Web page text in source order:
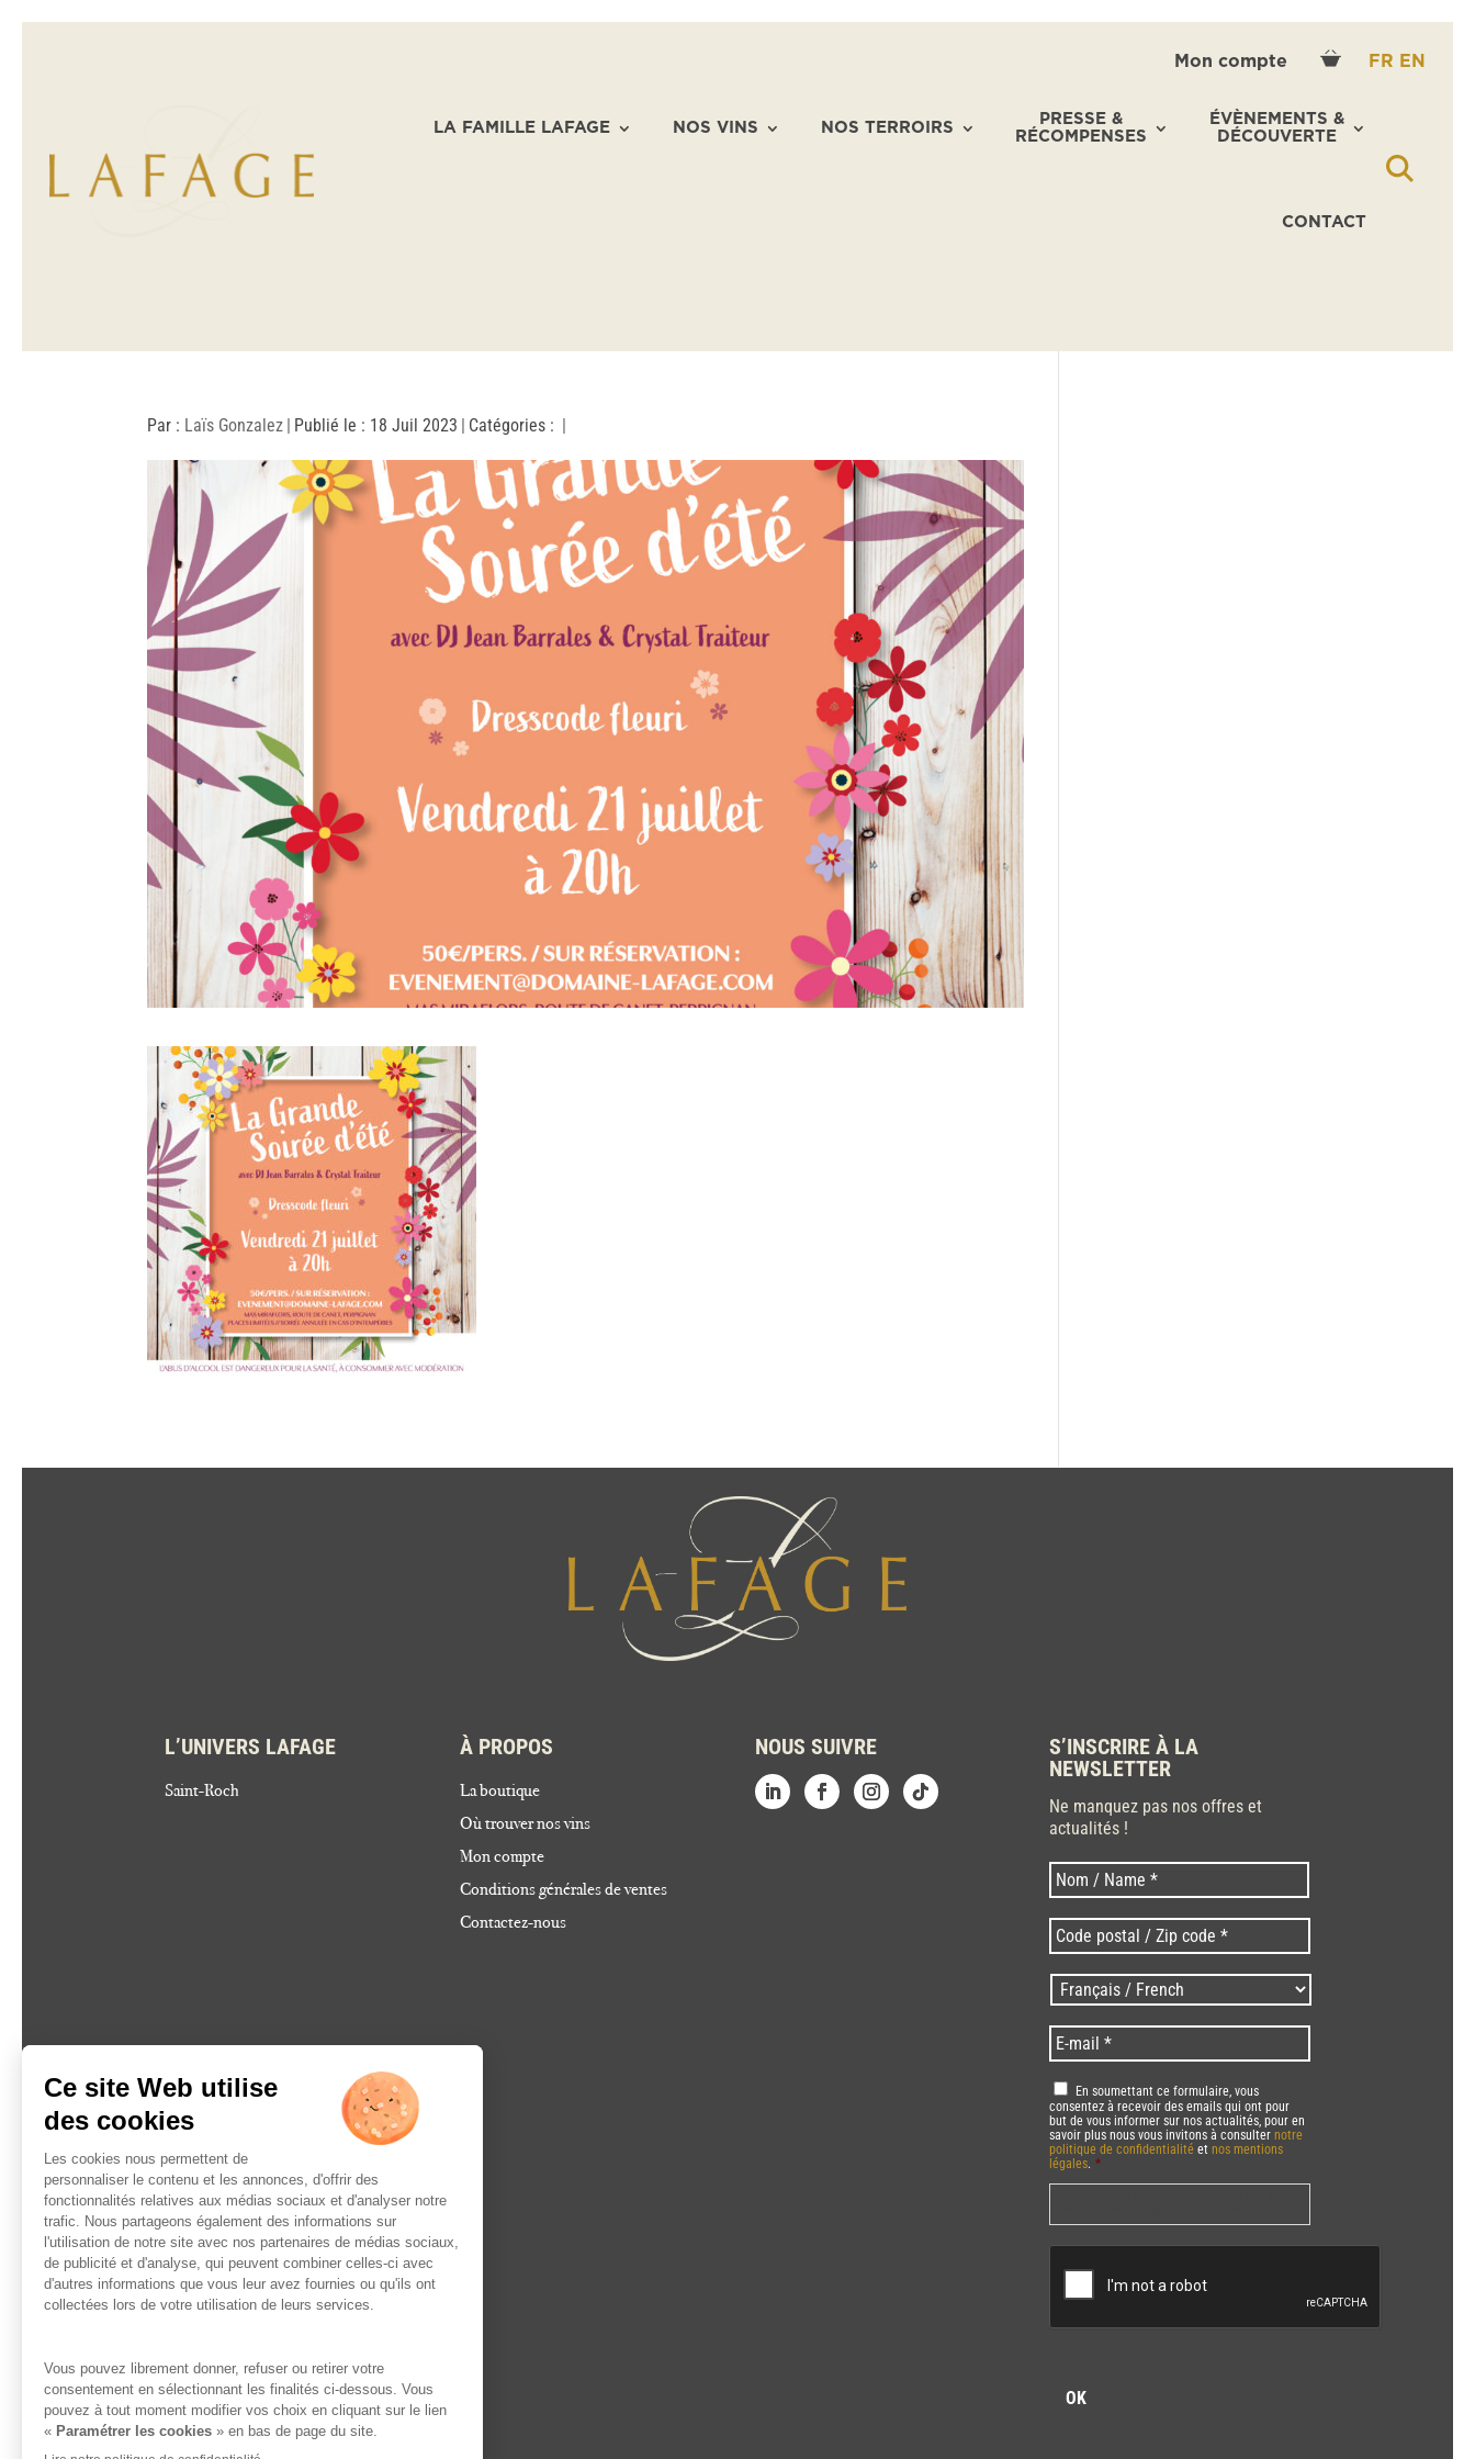
Mon compte FR EN
LA FAMILLE LAFAGE NOS VINS NOS TERROIRS
PRESSE &
RÉCOMPENSES
ÉVÈNEMENTS &
DÉCOUVERTE
CONTACT
Par : Laïs Gonzalez | Publié le : 18 Juil 2023 | Catégories : |
L’UNIVERS LAFAGE
Saint-Roch
À PROPOS
La boutique
Où trouver nos vins
Mon compte
Conditions générales de ventes
Contactez-nous
NOUS SUIVRE
S’INSCRIRE À LA
NEWSLETTER
Ne manquez pas nos offres et
actualités !
Nom * Nom
Code
postal
/
Zip
* *
Langues
/
Language *
E-
mail *
RGPD *
En soumettant ce formulaire, vous
consentez à recevoir des emails qui ont pour
but de vous informer sur nos actualités, pour en
savoir plus nous vous invitons à consulternotre
politique de confidentialité etnos mentions
légales. *